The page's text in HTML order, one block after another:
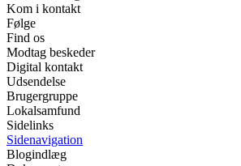
Kom i kontakt
Følge
Find os
Modtag beskeder
Digital kontakt
Udsendelse
Brugergruppe
Lokalsamfund
Sidelinks
Sidenavigation
Blogindlæg